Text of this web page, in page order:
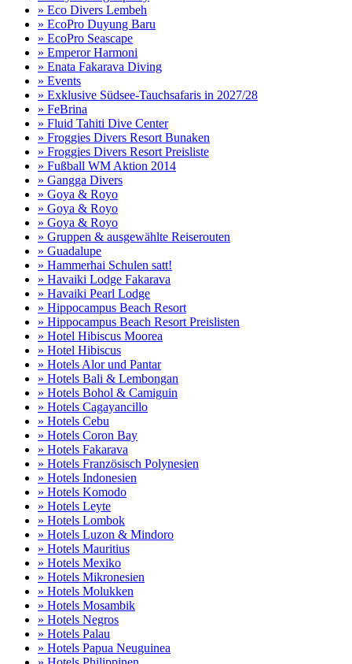
» Eco Divers Lembeh
» EcoPro Duyung Baru
» EcoPro Seascape
» Emperor Harmoni
» Enata Fakarava Diving
» Events
» Exklusive Südsee-Tauchsafaris in 2027/28
» FeBrina
» Fluid Tahiti Dive Center
» Froggies Divers Resort Bunaken
» Froggies Divers Resort Preisliste
» Fußball WM Aktion 2014
» Gangga Divers
» Goya & Royo
» Goya & Royo
» Goya & Royo
» Gruppen & ausgewählte Reiserouten
» Guadalupe
» Hammerhai Schulen satt!
» Havaiki Lodge Fakarava
» Havaiki Pearl Lodge
» Hippocampus Beach Resort
» Hippocampus Beach Resort Preislisten
» Hotel Hibiscus Moorea
» Hotel Hibiscus
» Hotels Alor und Pantar
» Hotels Bali & Lembongan
» Hotels Bohol & Camiguin
» Hotels Cagayancillo
» Hotels Cebu
» Hotels Coron Bay
» Hotels Fakarava
» Hotels Französisch Polynesien
» Hotels Indonesien
» Hotels Komodo
» Hotels Leyte
» Hotels Lombok
» Hotels Luzon & Mindoro
» Hotels Mauritius
» Hotels Mexiko
» Hotels Mikronesien
» Hotels Molukken
» Hotels Mosambik
» Hotels Negros
» Hotels Palau
» Hotels Papua Neuguinea